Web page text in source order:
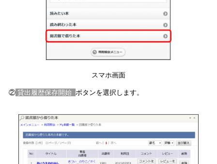
スマホ画面
②貸出履歴保存開始 ボタンを選択します。